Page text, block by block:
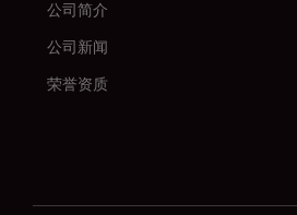
公司简介
公司新闻
荣誉资质